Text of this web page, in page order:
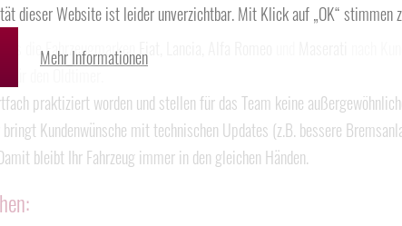
dieser Website ist leider unverzichtbar. Mit Klick auf „OK“ stimmen
Mehr Informationen
die Fahrzeugmarken
nach
den Oldtimer.
praktiziert worden und stellen für das Team keine
bringt Kundenwünsche mit technischen Updates (z.B. bessere
bleibt Ihr Fahrzeug immer in den gleichen Händen.